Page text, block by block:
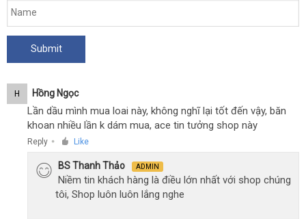
H Hồng Ngọc
Lần dầu mình mua loai này, không nghĩ lại tốt đến vậy, băn
khoan nhiều lần k dám mua, ace tin tưởng shop này
Reply ● Like
BS Thanh Thảo ADMIN
Niềm tin khách hàng là điều lớn nhất với shop chúng
tôi, Shop luôn luôn lắng nghe